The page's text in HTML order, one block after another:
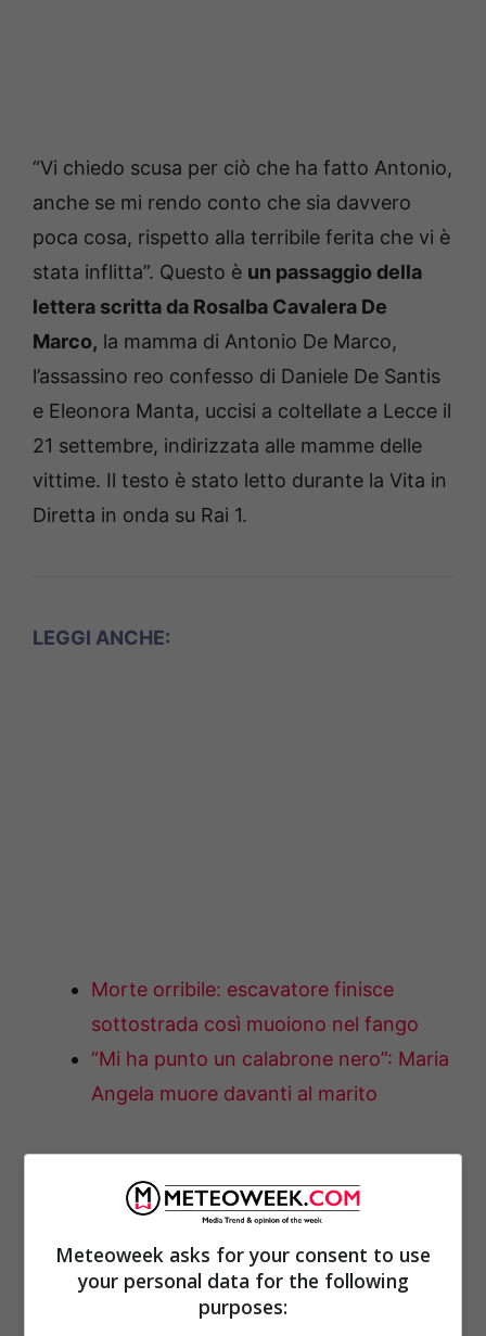
“Vi chiedo scusa per ciò che ha fatto Antonio,
anche se mi rendo conto che sia davvero
poca cosa, rispetto alla terribile ferita che vi è
stata inflitta”. Questo è un passaggio della
lettera scritta da Rosalba Cavalera De
Marco, la mamma di Antonio De Marco,
l’assassino reo confesso di Daniele De Santis
e Eleonora Manta, uccisi a coltellate a Lecce il
21 settembre, indirizzata alle mamme delle
vittime. Il testo è stato letto durante la Vita in
Diretta in onda su Rai 1.
LEGGI ANCHE:
Morte orribile: escavatore finisce
sottostrada così muoiono nel fango
“Mi ha punto un calabrone nero”: Maria
Angela muore davanti al marito
Meteoweek asks for your consent to use
your personal data for the following
purposes: